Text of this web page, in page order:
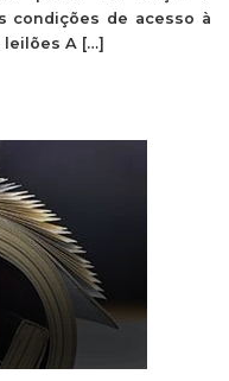
condições de acesso à
leilões A […]